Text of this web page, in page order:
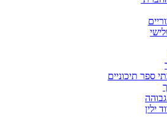
ספר תיכוניים
ילין